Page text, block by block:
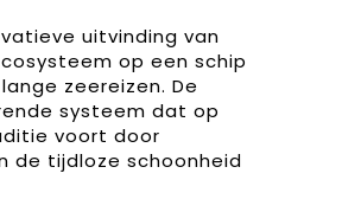
uitvinding van
op een schip
zeereizen. De
systeem dat op
voort door
de tijdloze schoonheid